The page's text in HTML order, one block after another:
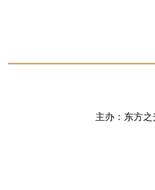
主办：东方之